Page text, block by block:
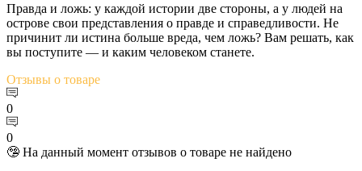
Правда и ложь: у каждой истории две стороны, а у людей на
острове свои представления о правде и справедливости. Не
причинит ли истина больше вреда, чем ложь? Вам решать, как
вы поступите — и каким человеком станете.
Отзывы о товаре
0
0
🤥 На данный момент отзывов о товаре не найдено